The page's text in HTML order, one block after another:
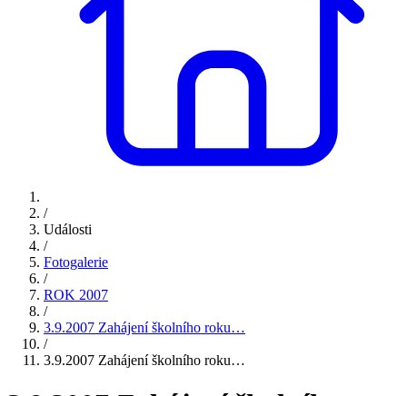
/
Události
/
Fotogalerie
/
ROK 2007
/
3.9.2007 Zahájení školního roku…
/
3.9.2007 Zahájení školního roku…